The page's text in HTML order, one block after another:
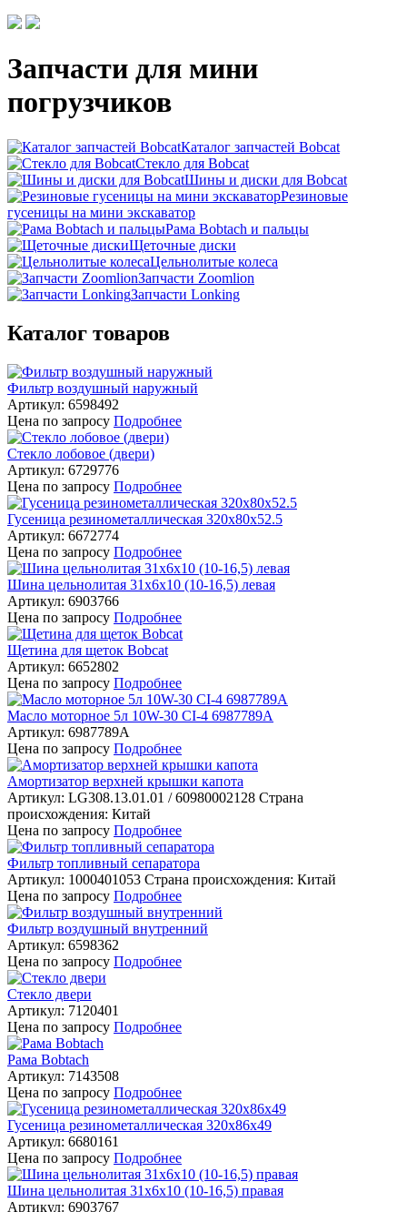
Запчасти для мини
погрузчиков
Каталог запчастей Bobcat
Стекло для Bobcat
Шины и диски для Bobcat
Резиновые
гусеницы на мини экскаватор
Рама Bobtach и пальцы
Щеточные диски
Цельнолитые колеса
Запчасти Zoomlion
Запчасти Lonking
Каталог товаров
Фильтр воздушный наружный
Артикул: 6598492
Цена по запросу Подробнее
Стекло лобовое (двери)
Артикул: 6729776
Цена по запросу Подробнее
Гусеница резинометаллическая 320x80x52.5
Артикул: 6672774
Цена по запросу Подробнее
Шина цельнолитая 31х6х10 (10-16,5) левая
Артикул: 6903766
Цена по запросу Подробнее
Щетина для щеток Bobcat
Артикул: 6652802
Цена по запросу Подробнее
Масло моторное 5л 10W-30 CI-4 6987789A
Артикул: 6987789A
Цена по запросу Подробнее
Амортизатор верхней крышки капота
Артикул: LG308.13.01.01 / 60980002128 Страна
происхождения: Китай
Цена по запросу Подробнее
Фильтр топливный сепаратора
Артикул: 1000401053 Страна происхождения: Китай
Цена по запросу Подробнее
Фильтр воздушный внутренний
Артикул: 6598362
Цена по запросу Подробнее
Стекло двери
Артикул: 7120401
Цена по запросу Подробнее
Рама Bobtach
Артикул: 7143508
Цена по запросу Подробнее
Гусеница резинометаллическая 320х86х49
Артикул: 6680161
Цена по запросу Подробнее
Шина цельнолитая 31х6х10 (10-16,5) правая
Артикул: 6903767